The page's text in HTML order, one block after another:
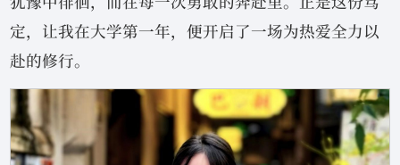
定，让我在大学第一年，便开启了一场为热爱全力以
赴的修行。